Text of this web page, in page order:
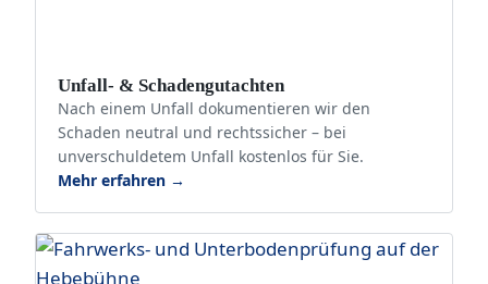
Unfall- & Schadengutachten
Nach einem Unfall dokumentieren wir den
Schaden neutral und rechtssicher – bei
unverschuldetem Unfall kostenlos für Sie.
Mehr erfahren →